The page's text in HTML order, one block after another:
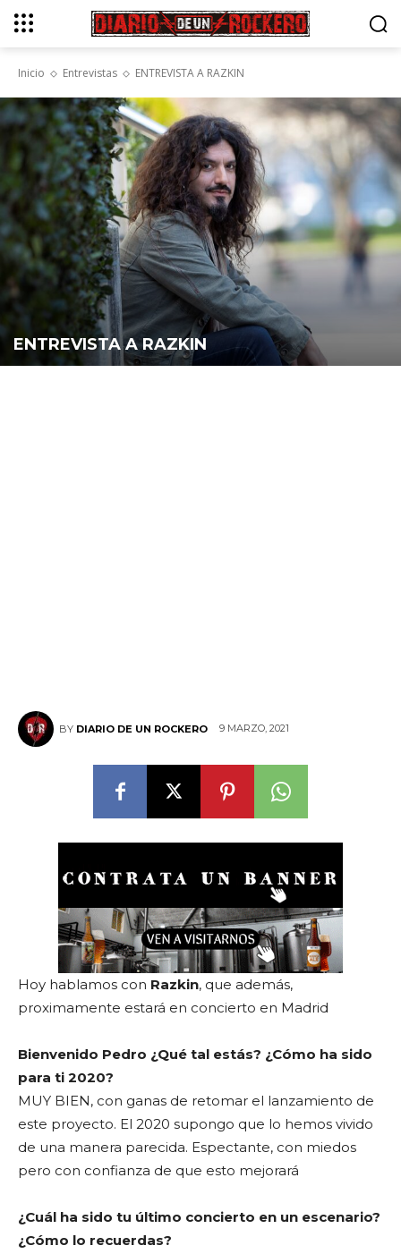
Inicio Entrevistas ENTREVISTA A RAZKIN
ENTREVISTA A RAZKIN
BY DIARIO DE UN ROCKERO 9 MARZO, 2021
Hoy hablamos con Razkin, que además,
proximamente estará en concierto en Madrid
Bienvenido Pedro ¿Qué tal estás? ¿Cómo ha sido
para ti 2020?
MUY BIEN, con ganas de retomar el lanzamiento de
este proyecto. El 2020 supongo que lo hemos vivido
de una manera parecida. Espectante, con miedos
pero con confianza de que esto mejorará
¿Cuál ha sido tu último concierto en un escenario?
¿Cómo lo recuerdas?